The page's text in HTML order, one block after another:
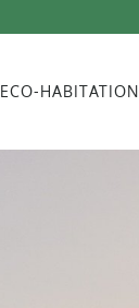
ECO-HABITATION